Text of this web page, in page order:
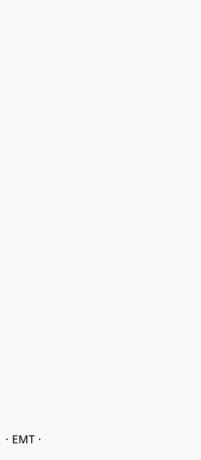
· EMT ·